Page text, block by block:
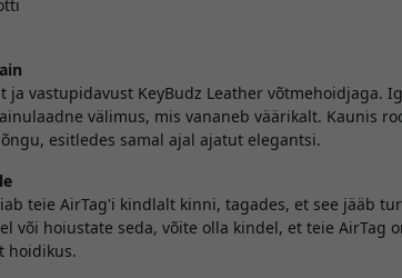
vastupidavust KeyBudz Leather võtmehoidjaga.
välimus, mis vananeb väärikalt. Kaunis
esitledes samal ajal ajatut elegantsi.
teie AirTag'i kindlalt kinni, tagades, et see jääb
või hoiustate seda, võite olla kindel, et teie AirTag
hoidikus.